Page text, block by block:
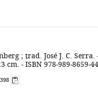
; trad. José J. C. Serra.
cm. - ISBN 978-989-8659-